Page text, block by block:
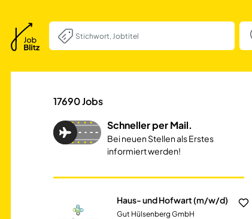
Haus- und
17690Jobs
Schneller per Mail.
Bei neuen Stellen als Erstes
informiert werden!
Haus- und Hofwart (m/w/d)
Gut Hülsenberg GmbH